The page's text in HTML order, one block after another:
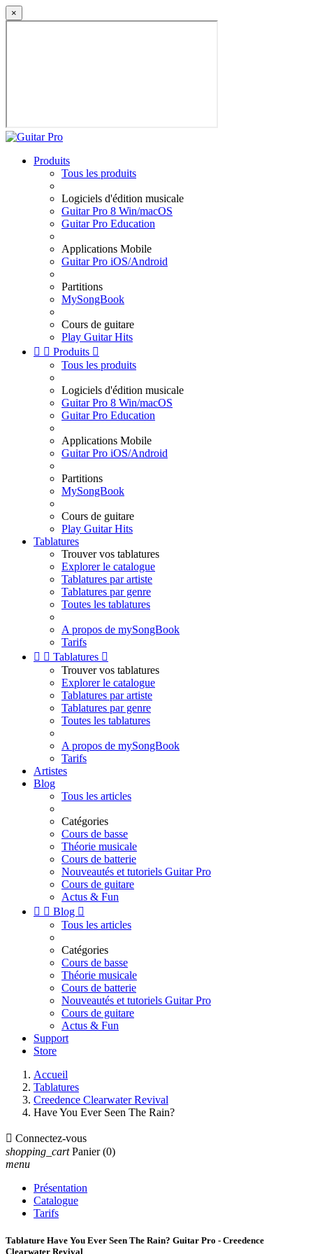
×
Produits
Tous les produits
Logiciels d'édition musicale
Guitar Pro 8 Win/macOS
Guitar Pro Education
Applications Mobile
Guitar Pro iOS/Android
Partitions
MySongBook
Cours de guitare
Play Guitar Hits
  Produits 
Tous les produits
Logiciels d'édition musicale
Guitar Pro 8 Win/macOS
Guitar Pro Education
Applications Mobile
Guitar Pro iOS/Android
Partitions
MySongBook
Cours de guitare
Play Guitar Hits
Tablatures
Trouver vos tablatures
Explorer le catalogue
Tablatures par artiste
Tablatures par genre
Toutes les tablatures
A propos de mySongBook
Tarifs
  Tablatures 
Trouver vos tablatures
Explorer le catalogue
Tablatures par artiste
Tablatures par genre
Toutes les tablatures
A propos de mySongBook
Tarifs
Artistes
Blog
Tous les articles
Catégories
Cours de basse
Théorie musicale
Cours de batterie
Nouveautés et tutoriels Guitar Pro
Cours de guitare
Actus & Fun
  Blog 
Tous les articles
Catégories
Cours de basse
Théorie musicale
Cours de batterie
Nouveautés et tutoriels Guitar Pro
Cours de guitare
Actus & Fun
Support
Store
Accueil
Tablatures
Creedence Clearwater Revival
Have You Ever Seen The Rain?
 Connectez-vous
shopping_cart Panier (0)
menu
Présentation
Catalogue
Tarifs
Tablature Have You Ever Seen The Rain? Guitar Pro - Creedence
Clearwater Revival